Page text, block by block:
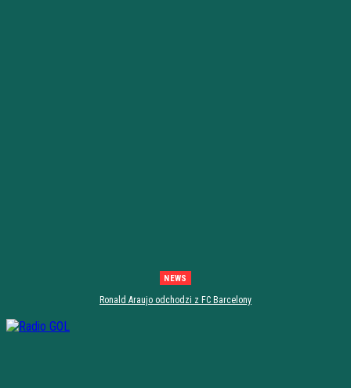
NEWS
Ronald Araujo odchodzi z FC Barcelony